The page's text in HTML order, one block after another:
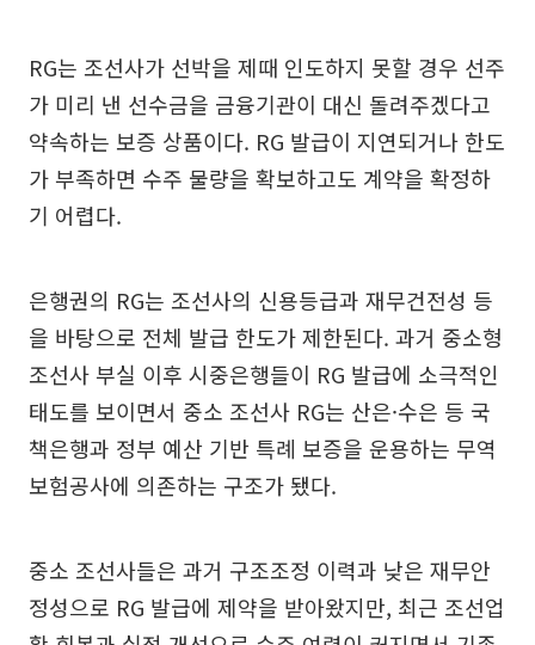
RG는 조선사가 선박을 제때 인도하지 못할 경우 선주
가 미리 낸 선수금을 금융기관이 대신 돌려주겠다고
약속하는 보증 상품이다. RG 발급이 지연되거나 한도
가 부족하면 수주 물량을 확보하고도 계약을 확정하
기 어렵다.
은행권의 RG는 조선사의 신용등급과 재무건전성 등
을 바탕으로 전체 발급 한도가 제한된다. 과거 중소형
조선사 부실 이후 시중은행들이 RG 발급에 소극적인
태도를 보이면서 중소 조선사 RG는 산은·수은 등 국
책은행과 정부 예산 기반 특례 보증을 운용하는 무역
보험공사에 의존하는 구조가 됐다.
중소 조선사들은 과거 구조조정 이력과 낮은 재무안
정성으로 RG 발급에 제약을 받아왔지만, 최근 조선업